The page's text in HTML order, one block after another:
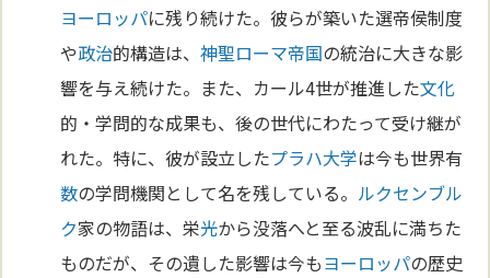
ヨーロッパに残り続けた。彼らが築いた選帝侯制度
や政治的構造は、神聖ローマ帝国の統治に大きな影
響を与え続けた。また、カール4世が推進した文化
的・学問的な成果も、後の世代にわたって受け継が
れた。特に、彼が設立したプラハ大学は今も世界有
数の学問機関として名を残している。 ルクセンブル
ク家の物語は、栄光から没落へと至る波乱に満ちた
ものだが、その遺した影響は今もヨーロッパの歴史